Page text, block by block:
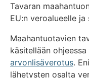
Tavaran
EU:n veroalueelle
Maahantuotavien
käsitellään ohjeessa
arvonlisäverotus.
lähetysten osalta